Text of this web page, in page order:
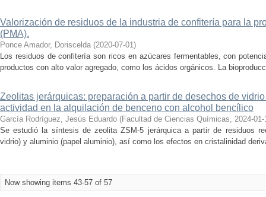
Valorización de residuos de la industria de confitería para la
(PMA).
Ponce Amador, Doriscelda (2020-07-01)
Los residuos de confitería son ricos en azúcares fermentables, con
productos con alto valor agregado, como los ácidos orgánicos. La
Zeolitas jerárquicas: preparación a partir de desechos de
actividad en la alquilación de benceno con alcohol bencílico
García Rodríguez, Jesús Eduardo (Facultad de Ciencias Químicas, 2024-01-
Se estudió la síntesis de zeolita ZSM-5 jerárquica a partir de residuos
vidrio) y aluminio (papel aluminio), así como los efectos en cristalinidad
Now showing items 43-57 of 57